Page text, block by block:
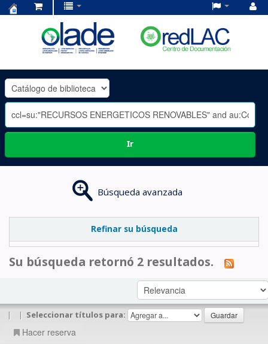
OLADE
-
Ir
Búsqueda avanzada
Refinar su búsqueda
Su búsqueda retornó 2 resultados.
| | Seleccionar títulos para:
Hacer reserva